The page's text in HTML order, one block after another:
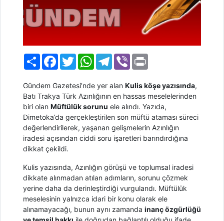
PaylaşFacebook
TwitterWhatsAppTelegram
Viber
Gündem Gazetesi’nde yer alan Kulis köşe yazısında,
Batı Trakya Türk Azınlığının en hassas meselelerinden
biri olan Müftülük sorunu ele alındı. Yazıda,
Dimetoka’da gerçekleştirilen son müftü ataması süreci
değerlendirilerek, yaşanan gelişmelerin Azınlığın
iradesi açısından ciddi soru işaretleri barındırdığına
dikkat çekildi.
Kulis yazısında, Azınlığın görüşü ve toplumsal iradesi
dikkate alınmadan atılan adımların, sorunu çözmek
yerine daha da derinleştirdiği vurgulandı. Müftülük
meselesinin yalnızca idari bir konu olarak ele
alınamayacağı, bunun aynı zamanda inanç özgürlüğü